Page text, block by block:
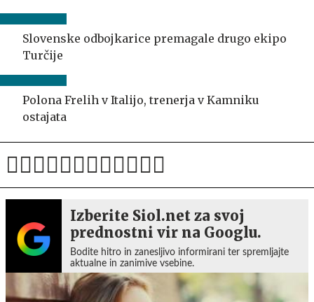
Slovenske odbojkarice premagale drugo ekipo
Turčije
Polona Frelih v Italijo, trenerja v Kamniku
ostajata
Izberite Siol.net za svoj
prednostni vir na Googlu.
Bodite hitro in zanesljivo informirani ter spremljajte
aktualne in zanimive vsebine.